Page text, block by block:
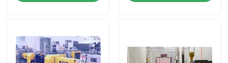
Kontrola jakości